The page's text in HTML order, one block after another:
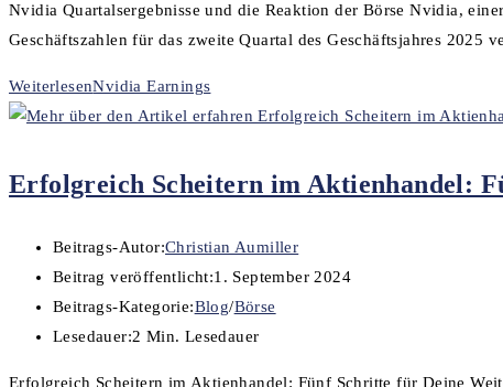
Nvidia Quartalsergebnisse und die Reaktion der Börse Nvidia,
Geschäftszahlen für das zweite Quartal des Geschäftsjahres
WeiterlesenNvidia Earnings
Erfolgreich Scheitern im Aktienhandel:
Beitrags-Autor:Christian Aumiller
Beitrag veröffentlicht:1. September 2024
Beitrags-Kategorie:Blog/Börse
Lesedauer:2 Min. Lesedauer
Erfolgreich Scheitern im Aktienhandel: Fünf Schritte für Deine